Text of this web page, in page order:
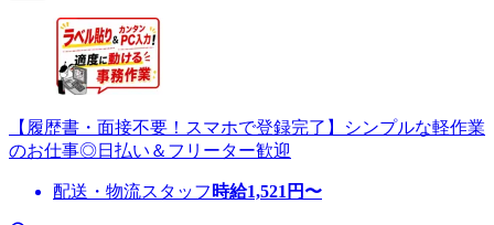
【履歴書・面接不要！スマホで登録完了】シンプルな軽作業
のお仕事◎日払い＆フリーター歓迎
配送・物流スタッフ 時給1,521 円〜